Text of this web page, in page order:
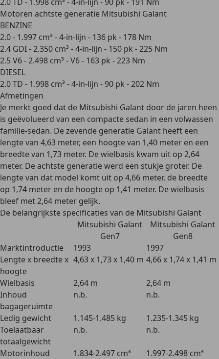
Motoren achtste generatie Mitsubishi Galant
BENZINE
2.0 - 1.997 cm³ - 4-in-lijn - 136 pk - 178 Nm
2.4 GDI - 2.350 cm³ - 4-in-lijn - 150 pk - 225 Nm
2.5 V6 - 2.498 cm³ - V6 - 163 pk - 223 Nm
DIESEL
2.0 TD - 1.998 cm³ - 4-in-lijn - 90 pk - 202 Nm
Afmetingen
Je merkt goed dat de Mitsubishi Galant door de jaren heen
is geëvolueerd van een compacte sedan in een volwassen
familie-sedan. De zevende generatie Galant heeft een
lengte van 4,63 meter, een hoogte van 1,40 meter en een
breedte van 1,73 meter. De wielbasis kwam uit op 2,64
meter. De achtste generatie werd een stukje groter. De
lengte van dat model komt uit op 4,66 meter, de breedte
op 1,74 meter en de hoogte op 1,41 meter. De wielbasis
bleef met 2,64 meter gelijk.
De belangrijkste specificaties van de Mitsubishi Galant
Mitsubishi Galant
Gen7
Mitsubishi Galant
Gen8
Marktintroductie
1993
1997
Lengte x breedte x
hoogte
4,63 x 1,73 x 1,40 m 4,66 x 1,74 x 1,41 m
Wielbasis 2,64 m
2,64 m
Inhoud
bagageruimte
n.b. n.b.
Ledig gewicht 1.145-1.485 kg
1.235-1.345 kg
Toelaatbaar
totaalgewicht
n.b. n.b.
Motorinhoud 1.834-2.497 cm³
1.997-2.498 cm³